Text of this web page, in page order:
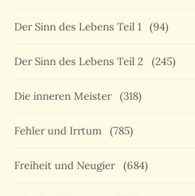
Der Sinn des Lebens Teil 1 (94)
Der Sinn des Lebens Teil 2 (245)
Die inneren Meister (318)
Fehler und Irrtum (785)
Freiheit und Neugier (684)